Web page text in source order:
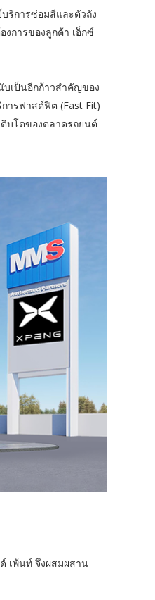
ริการซ่อมสีและตัวถัง
การของลูกค้า เอ็กซ์
บเป็นอีกก้าวสำคัญของ
ารฟาสต์ฟิต (Fast Fit)
บโตของตลาดรถยนต์
เพ้นท์ จึงผสมผสาน